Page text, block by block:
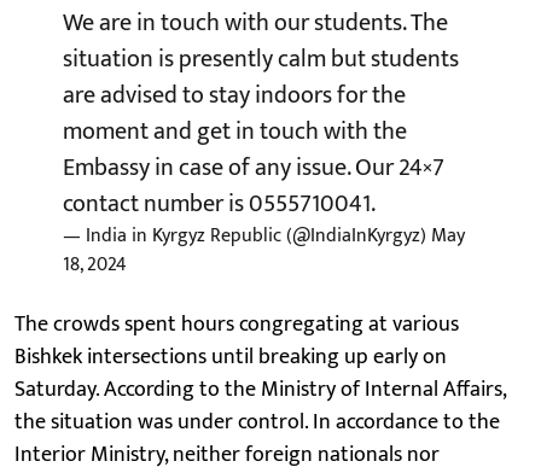
We are in touch with our students. The
situation is presently calm but students
are advised to stay indoors for the
moment and get in touch with the
Embassy in case of any issue. Our 24×7
contact number is 0555710041.
— India in Kyrgyz Republic (@IndiaInKyrgyz) May
18, 2024
The crowds spent hours congregating at various
Bishkek intersections until breaking up early on
Saturday. According to the Ministry of Internal Affairs,
the situation was under control. In accordance to the
Interior Ministry, neither foreign nationals nor